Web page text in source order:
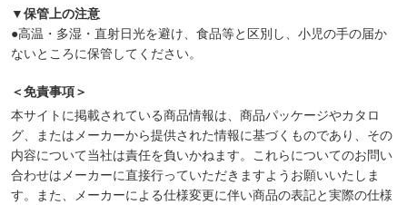
▼保管上の注意
●高温・多湿・直射日光を避け、食品等と区別し、小児の手の届か
ないところに保管してください。
＜免責事項＞
本サイトに掲載されている商品情報は、商品パッケージやカタロ
グ、またはメーカーから提供された情報に基づくものであり、その
内容について当社は責任を負いかねます。これらについてのお問い
合わせはメーカーに直接行っていただきますようお願いいたしま
す。また、メーカーによる仕様変更に伴い商品の表記と実際の仕様